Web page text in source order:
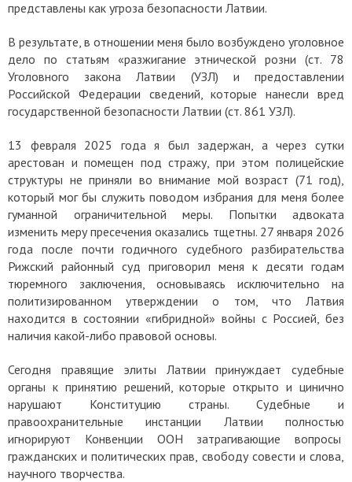
представлены как угроза безопасности Латвии.
В результате, в отношении меня было возбуждено уголовное
дело по статьям «разжигание этнической розни (ст. 78
Уголовного закона Латвии (УЗЛ) и предоставлении
Российской Федерации сведений, которые нанесли вред
государственной безопасности Латвии (ст. 861 УЗЛ).
13 февраля 2025 года я был задержан, а через сутки
арестован и помещен под стражу, при этом полицейские
структуры не приняли во внимание мой возраст (71 год),
который мог бы служить поводом избрания для меня более
гуманной ограничительной меры. Попытки адвоката
изменить меру пресечения оказались тщетны. 27 января 2026
года после почти годичного судебного разбирательства
Рижский районный суд приговорил меня к десяти годам
тюремного заключения, основываясь исключительно на
политизированном утверждении о том, что Латвия
находится в состоянии «гибридной» войны с Россией, без
наличия какой-либо правовой основы.
Сегодня правящие элиты Латвии принуждает судебные
органы к принятию решений, которые открыто и цинично
нарушают Конституцию страны. Судебные и
правоохранительные инстанции Латвии полностью
игнорируют Конвенции ООН затрагивающие вопросы
гражданских и политических прав, свободу совести и слова,
научного творчества.